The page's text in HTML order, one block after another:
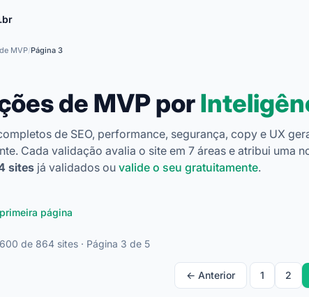
MVP/Página 3
de MVP por
de SEO, performance, segurança, copy e UX
Cada validação avalia o site em 7 áreas e atribui uma
sites já validados ou valide o seu gratuitamente.
página
de 864 sites · Página 3 de 5
← Anterior 1 2